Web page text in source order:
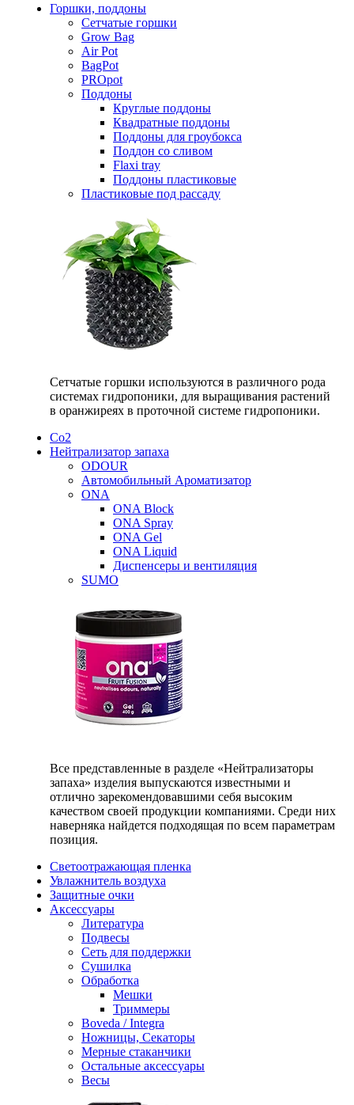
Горшки, поддоны
Сетчатые горшки
Grow Bag
Air Pot
BagPot
PROpot
Поддоны
Круглые поддоны
Квадратные поддоны
Поддоны для гроубокса
Поддон со сливом
Flaxi tray
Поддоны пластиковые
Пластиковые под рассаду
Сетчатые горшки используются в различного рода
системах гидропоники, для выращивания растений
в оранжиреях в проточной системе гидропоники.
Со2
Нейтрализатор запаха
ODOUR
Автомобильный Ароматизатор
ONA
ONA Block
ONA Spray
ONA Gel
ONA Liquid
Диспенсеры и вентиляция
SUMO
Все представленные в разделе «Нейтрализаторы
запаха» изделия выпускаются известными и
отлично зарекомендовавшими себя высоким
качеством своей продукции компаниями. Среди них
наверняка найдется подходящая по всем параметрам
позиция.
Светоотражающая пленка
Увлажнитель воздуха
Защитные очки
Аксессуары
Литература
Подвесы
Сеть для поддержки
Сушилка
Обработка
Мешки
Триммеры
Boveda / Integra
Ножницы, Секаторы
Мерные стаканчики
Остальные аксессуары
Весы